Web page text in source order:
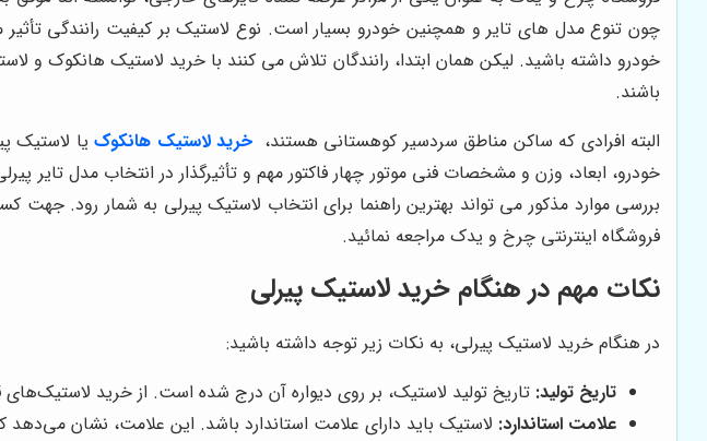
چون تنوع مدل های تایر و همچنین خودرو بسیار است. نوع لاستیک بر کیفیت رانندگی
خودرو داشته باشید. لیکن همان ابتدا، رانندگان تلاش می کنند با خرید لاستیک هانکوک و
باشند.
البته افرادی که ساکن مناطق سردسیر کوهستانی هستند، خرید لاستیک هانکوکیا لاستیک
خودرو، ابعاد، وزن و مشخصات فنی موتور چهار فاکتور مهم و تأثیرگذار در انتخاب مدل
بررسی موارد مذکور می تواند بهترین راهنما برای انتخاب لاستیک پیرلی به شمار
فروشگاه اینترنتی چرخ و یدک مراجعه نمائید.
نکات مهم در هنگام خرید لاستیک پیرلی
در هنگام خرید لاستیک پیرلی، به نکات زیر توجه داشته باشید:
تاریخ تولید: تاریخ تولید لاستیک، بر روی دیواره آن درج شده است. از خرید
علامت استاندارد: لاستیک باید دارای علامت استاندارد باشد. این علامت، نشان می‌دهد